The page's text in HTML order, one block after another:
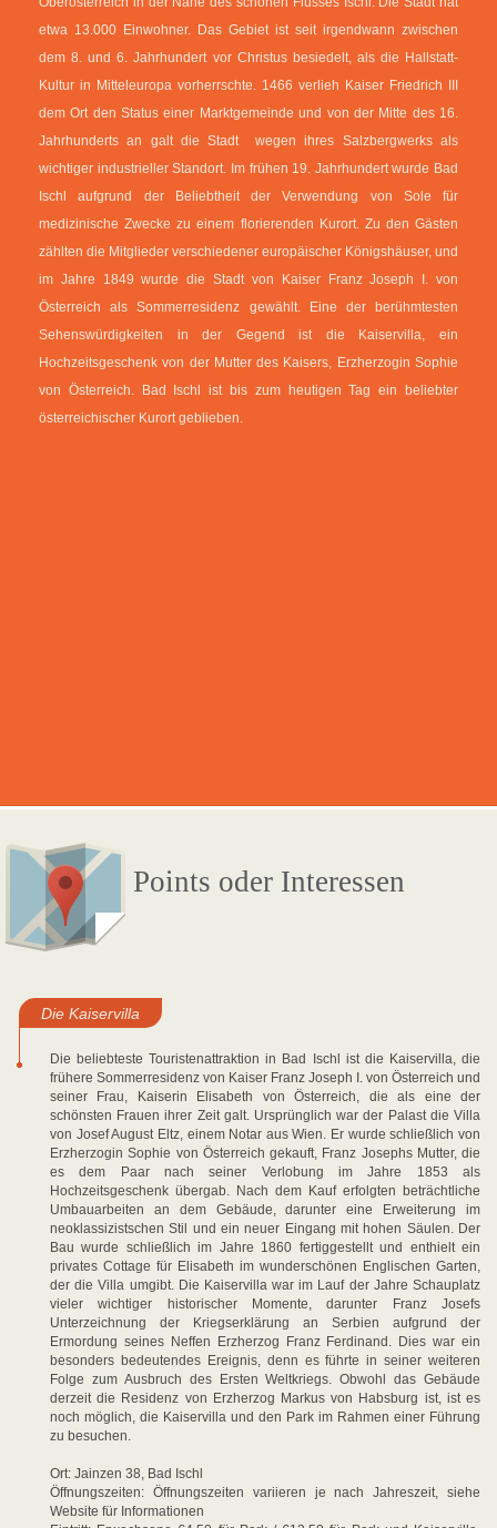
etwa 13.000 Einwohner. Das Gebiet ist seit irgendwann zwischen
dem 8. und 6. Jahrhundert vor Christus besiedelt, als die Hallstatt-
Kultur in Mitteleuropa vorherrschte. 1466 verlieh Kaiser Friedrich III
dem Ort den Status einer Marktgemeinde und von der Mitte des 16.
Jahrhunderts an galt die Stadt wegen ihres Salzbergwerks als
wichtiger industrieller Standort. Im frühen 19. Jahrhundert wurde Bad
Ischl aufgrund der Beliebtheit der Verwendung von Sole für
medizinische Zwecke zu einem florierenden Kurort. Zu den Gästen
zählten die Mitglieder verschiedener europäischer Königshäuser, und
im Jahre 1849 wurde die Stadt von Kaiser Franz Joseph I. von
Österreich als Sommerresidenz gewählt. Eine der berühmtesten
Sehenswürdigkeiten in der Gegend ist die Kaiservilla, ein
Hochzeitsgeschenk von der Mutter des Kaisers, Erzherzogin Sophie
von Österreich. Bad Ischl ist bis zum heutigen Tag ein beliebter
österreichischer Kurort geblieben.
Points oder Interessen
Die Kaiservilla
Die beliebteste Touristenattraktion in Bad Ischl ist die Kaiservilla, die
frühere Sommerresidenz von Kaiser Franz Joseph I. von Österreich und
seiner Frau, Kaiserin Elisabeth von Österreich, die als eine der
schönsten Frauen ihrer Zeit galt. Ursprünglich war der Palast die Villa
von Josef August Eltz, einem Notar aus Wien. Er wurde schließlich von
Erzherzogin Sophie von Österreich gekauft, Franz Josephs Mutter, die
es dem Paar nach seiner Verlobung im Jahre 1853 als
Hochzeitsgeschenk übergab. Nach dem Kauf erfolgten beträchtliche
Umbauarbeiten an dem Gebäude, darunter eine Erweiterung im
neoklassizistschen Stil und ein neuer Eingang mit hohen Säulen. Der
Bau wurde schließlich im Jahre 1860 fertiggestellt und enthielt ein
privates Cottage für Elisabeth im wunderschönen Englischen Garten,
der die Villa umgibt. Die Kaiservilla war im Lauf der Jahre Schauplatz
vieler wichtiger historischer Momente, darunter Franz Josefs
Unterzeichnung der Kriegserklärung an Serbien aufgrund der
Ermordung seines Neffen Erzherzog Franz Ferdinand. Dies war ein
besonders bedeutendes Ereignis, denn es führte in seiner weiteren
Folge zum Ausbruch des Ersten Weltkriegs. Obwohl das Gebäude
derzeit die Residenz von Erzherzog Markus von Habsburg ist, ist es
noch möglich, die Kaiservilla und den Park im Rahmen einer Führung
zu besuchen.
Ort: Jainzen 38, Bad Ischl
Öffnungszeiten: Öffnungszeiten variieren je nach Jahreszeit, siehe
Website für Informationen